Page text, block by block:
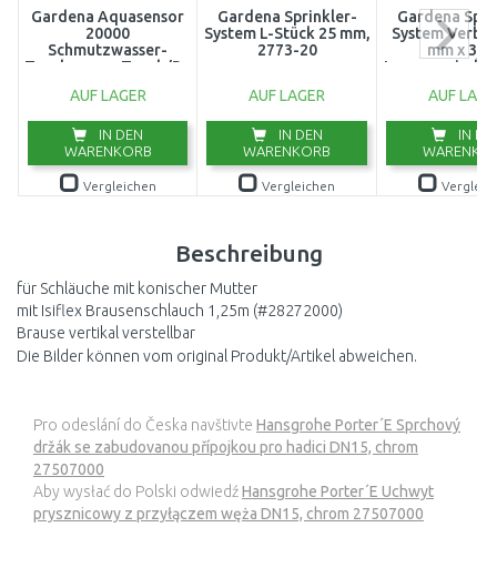
Gardena Aquasensor
20000
Schmutzwasser-
Tauchpumpe,Tauch/Druckpumpe
9044-20
AUF LAGER
IN DEN
WARENKORB
Vergleichen
Gardena Sprinkler-
System L-Stück 25 mm,
2773-20
AUF LAGER
IN DEN
WARENKORB
Vergleichen
Gardena
System
mm x 3/
Innengewinde
AUF
IN
Beschreibung
für Schläuche mit konischer Mutter
mit Isiflex Brausenschlauch 1,25m (#28272000)
Brause vertikal verstellbar
Die Bilder können vom original Produkt/Artikel abweichen.
Pro odeslání do Česka navštivte Hansgrohe Porter´E Sprchový
držák se zabudovanou přípojkou pro hadici DN15, chrom
27507000
Aby wysłać do Polski odwiedźHansgrohe Porter´E Uchwyt
prysznicowy z przyłączem węża DN15, chrom 27507000